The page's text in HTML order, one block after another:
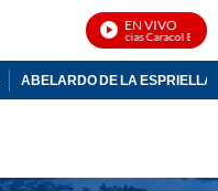
EN VIVO
Noticias Caracol En Vivo
ABELARDO DE LA ESPRIELLA